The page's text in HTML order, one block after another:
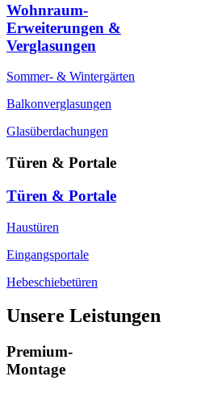
Wohnraum-
Erweiterungen &
Verglasungen
Sommer- & Wintergärten
Balkonverglasungen
Glasüberdachungen
Türen & Portale
Türen & Portale
Haustüren
Eingangsportale
Hebeschiebetüren
Unsere Leistungen
Premium-
Montage